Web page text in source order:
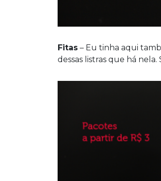
Fitas – Eu tinha aqui
dessas listras que há nela.